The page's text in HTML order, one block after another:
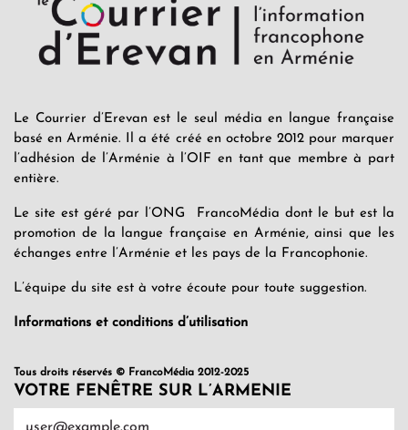
Le Courrier d’Erevan est le seul média en langue française
basé en Arménie. Il a été créé en octobre 2012 pour marquer
l’adhésion de l’Arménie à l’OIF en tant que membre à part
entière.
Le site est géré par l’ONG FrancoMédia dont le but est la
promotion de la langue française en Arménie, ainsi que les
échanges entre l’Arménie et les pays de la Francophonie.
L’équipe du site est à votre écoute pour toute suggestion.
Informations et conditions d’utilisation
Tous droits réservés © FrancoMédia 2012-2025
VOTRE FENÊTRE SUR L’ARMENIE